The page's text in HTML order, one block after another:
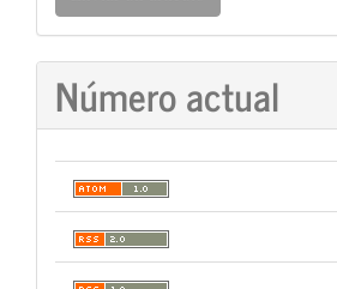
un
artículo
Número actual